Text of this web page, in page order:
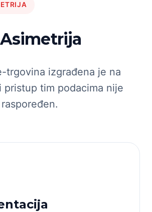
trgovina izgrađena je na
pristup tim podacima nije